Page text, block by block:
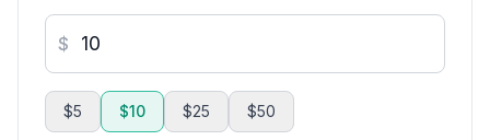
$
$5 $10 $25 $50